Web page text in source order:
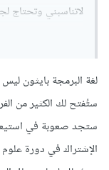
لاتناسبني وتحتاج
لغة البرمجة بايثون ليس
ستُفتح لك الكثير من
ستجد صعوبة في
الإشتراك في دورة